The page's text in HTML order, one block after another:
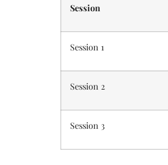
Session
Session 1
Session 2
Session 3